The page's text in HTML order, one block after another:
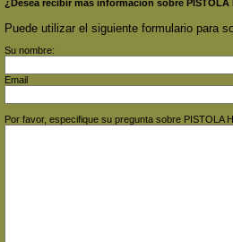
¿Desea recibir más información sobre PISTOLA
Puede utilizar el siguiente formulario para
Su nombre:
Email
Por favor, especifique su pregunta sobre PISTOLA